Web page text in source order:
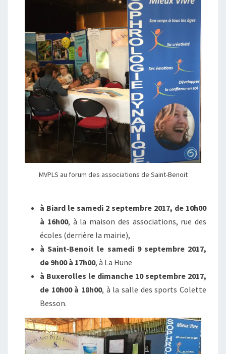
MVPLS au forum des associations de Saint-Benoit
à Biard le samedi 2 septembre 2017, de 10h00
à 16h00, à la maison des associations, rue des
écoles (derrière la mairie),
à Saint-Benoit le samedi 9 septembre 2017,
de 9h00 à 17h00, à La Hune
à Buxerolles le dimanche 10 septembre 2017,
de 10h00 à 18h00, à la salle des sports Colette
Besson.